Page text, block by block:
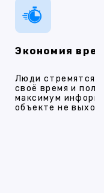
Экономия
Люди стремятся
своё время и
максимум
объекте не